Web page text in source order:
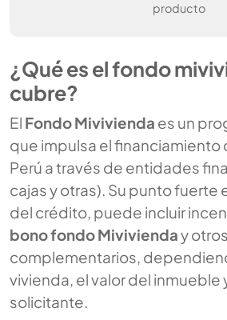
producto
¿Qué es el fondo
cubre?
El Fondo Mivivienda es un
que impulsa el financiamiento
Perú a través de entidades
cajas y otras). Su punto fuerte
del crédito, puede incluir
bono fondo Mivivienday
complementarios,
vivienda, el valor del inmueble
solicitante.